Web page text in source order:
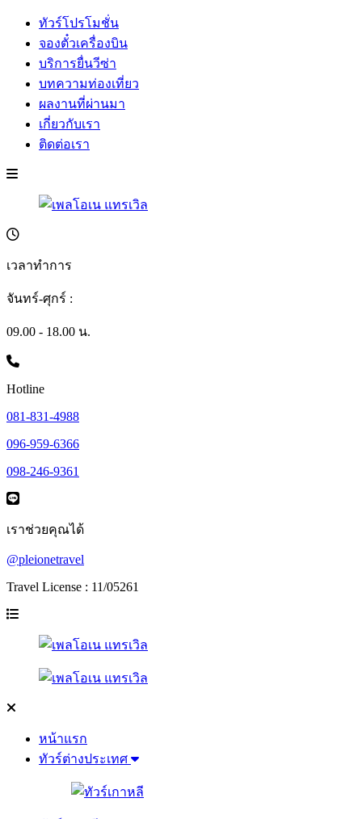
ทัวร์โปรโมชั่น
จองตั๋วเครื่องบิน
บริการยื่นวีซ่า
บทความท่องเที่ยว
ผลงานที่ผ่านมา
เกี่ยวกับเรา
ติดต่อเรา
เวลาทำการ
จันทร์-ศุกร์ :
09.00 - 18.00 น.
Hotline
081-831-4988
096-959-6366
098-246-9361
เราช่วยคุณได้
@pleionetravel
Travel License : 11/05261
หน้าแรก
ทัวร์ต่างประเทศ